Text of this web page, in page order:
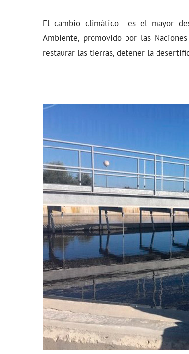
El cambio climático es el mayor
Ambiente, promovido por las
restaurar las tierras, detener la